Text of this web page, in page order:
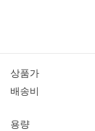
상품가
배송비
용량